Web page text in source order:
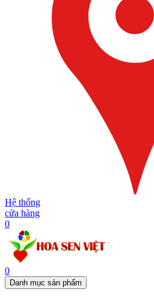
Hệ thống
cửa hàng
0
0
Danh mục sản phẩm